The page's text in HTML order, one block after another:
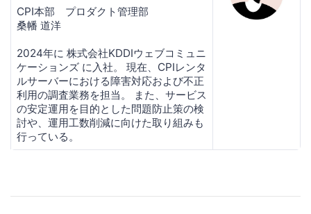
CPI本部 プロダクト管理部
桑幡 道洋
2024年に 株式会社KDDIウェブコミュニ
ケーションズ に入社。 現在、CPIレンタ
ルサーバーにおける障害対応および不正
利用の調査業務を担当。 また、サービス
の安定運用を目的とした問題防止策の検
討や、運用工数削減に向けた取り組みも
行っている。